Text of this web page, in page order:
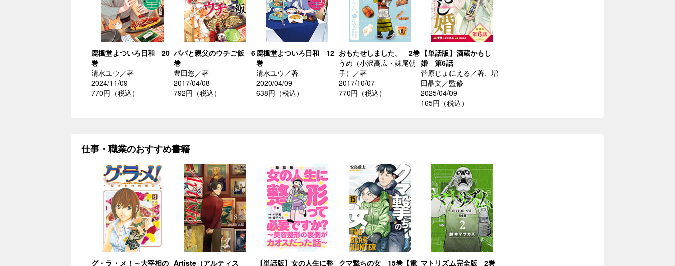
鹿楓堂よついろ日和 20
巻
清水ユウ／著
2024/11/09
770円（税込）
パパと親父のウチご飯 6
巻
豊田悠／著
2017/04/08
792円（税込）
鹿楓堂よついろ日和 12
巻
清水ユウ／著
2020/04/09
638円（税込）
おもたせしました。 2巻
うめ（小沢高広・妹尾朝
子）／著
2017/10/07
770円（税込）
【単話版】酒蔵かもし
婚 第6話
菅原じょにえる／著、増
田晶文／監修
2025/04/09
165円（税込）
仕事・職業のおすすめ書籍
グ・ラ・メ！～大宰相の Artiste（アルティス 【単話版】女の人生に整 クマ撃ちの女 15巻【電 マトリズム完全版 2巻